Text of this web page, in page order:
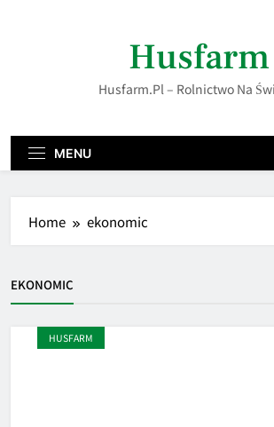
Husfarm
Husfarm.pl – Rolnictwo Na
MENU
Home ekonomic
EKONOMIC
HUSFARM